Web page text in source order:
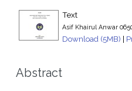
Text
Asif Khairul Anwar
Download (5MB) |
Abstract